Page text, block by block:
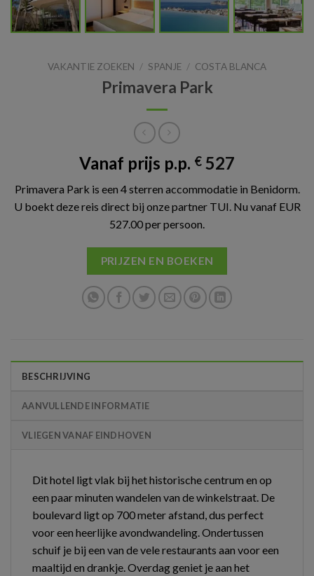
VAKANTIE ZOEKEN / SPANJE / COSTA BLANCA
Primavera Park
Vanaf prijs p.p. € 527
Primavera Park is een 4 sterren accommodatie in Benidorm.
U boekt deze reis direct bij onze partner TUI. Nu vanaf EUR
527.00 per persoon.
PRIJZEN EN BOEKEN
BESCHRIJVING
AANVULLENDE INFORMATIE
VLIEGEN VANAF EINDHOVEN
Dit hotel ligt vlak bij het historische centrum en op
een paar minuten wandelen van de winkelstraat. De
boulevard ligt op 700 meter afstand, dus perfect
voor een heerlijke avondwandeling. Ondertussen
schuif je bij een van de vele restaurants aan voor een
maaltijd en drankje. Overdag geniet je aan het